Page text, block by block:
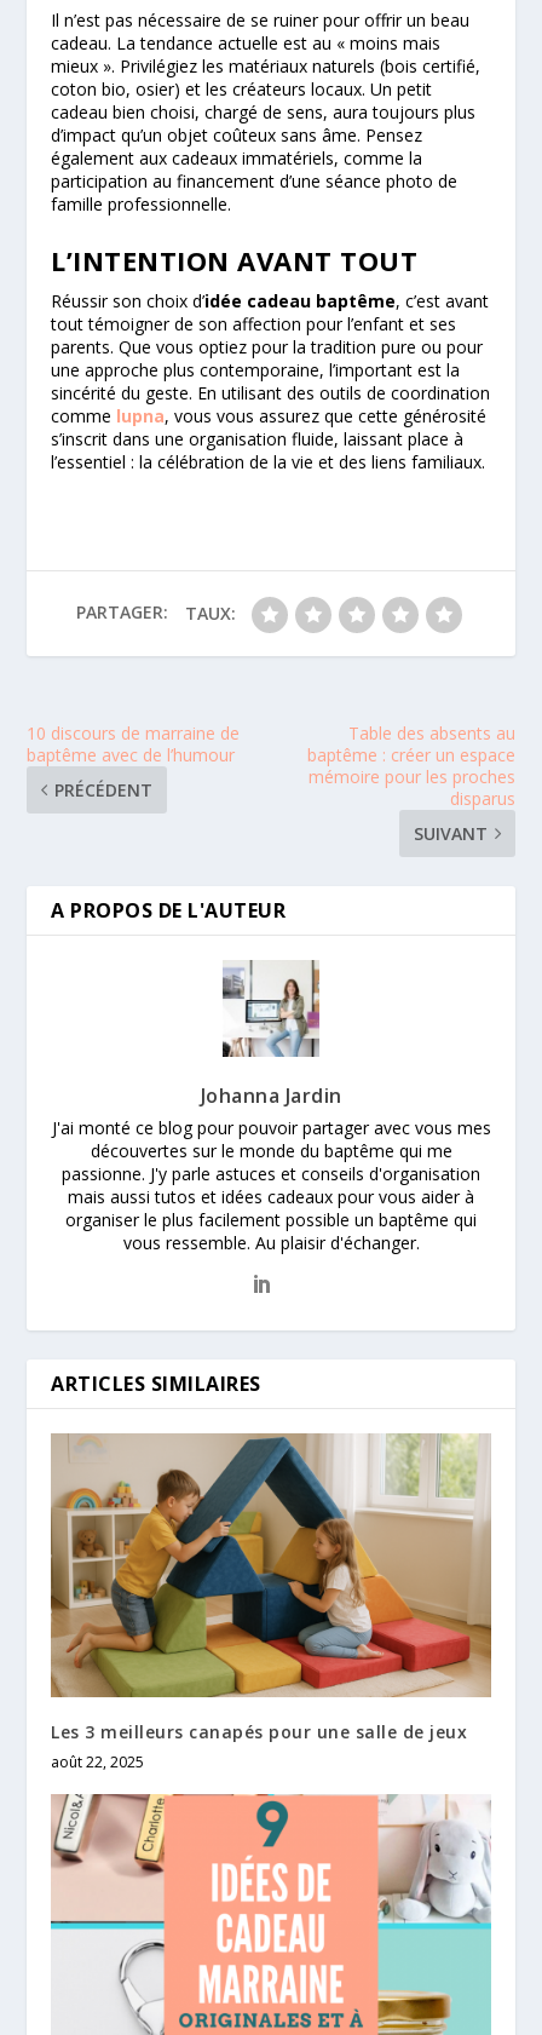
Il n’est pas nécessaire de se ruiner pour offrir un beau
cadeau. La tendance actuelle est au « moins mais
mieux ». Privilégiez les matériaux naturels (bois certifié,
coton bio, osier) et les créateurs locaux. Un petit
cadeau bien choisi, chargé de sens, aura toujours plus
d’impact qu’un objet coûteux sans âme. Pensez
également aux cadeaux immatériels, comme la
participation au financement d’une séance photo de
famille professionnelle.
L’INTENTION AVANT TOUT
Réussir son choix d’idée cadeau baptême, c’est avant
tout témoigner de son affection pour l’enfant et ses
parents. Que vous optiez pour la tradition pure ou pour
une approche plus contemporaine, l’important est la
sincérité du geste. En utilisant des outils de coordination
comme lupna, vous vous assurez que cette générosité
s’inscrit dans une organisation fluide, laissant place à
l’essentiel : la célébration de la vie et des liens familiaux.
PARTAGER: TAUX:
10 discours de marraine de
baptême avec de l’humour
PRÉCÉDENT
Table des absents au
baptême : créer un espace
mémoire pour les proches
disparus
SUIVANT
A PROPOS DE L'AUTEUR
Johanna Jardin
J'ai monté ce blog pour pouvoir partager avec vous mes
découvertes sur le monde du baptême qui me
passionne. J'y parle astuces et conseils d'organisation
mais aussi tutos et idées cadeaux pour vous aider à
organiser le plus facilement possible un baptême qui
vous ressemble. Au plaisir d'échanger.
ARTICLES SIMILAIRES
Les 3 meilleurs canapés pour une salle de jeux
août 22, 2025